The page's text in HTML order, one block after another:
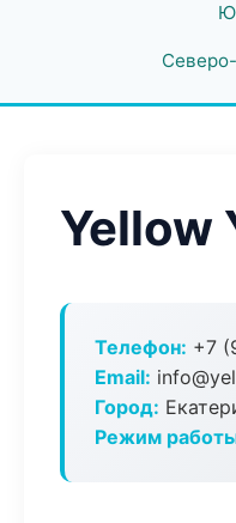
Yellow
Телефон: +7
Email:
Город:
Режим